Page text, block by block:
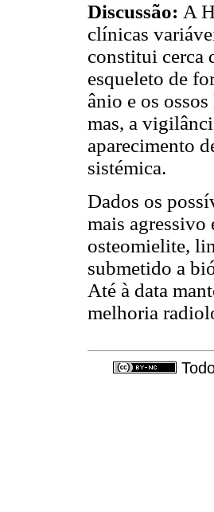
Discussão: A
clínicas
constitui cerca
esqueleto de
ânio e os
mas, a
aparecimento
sistémica.
Dados os
mais agressivo
osteomielite,
submetido a
Até à data
melhoria